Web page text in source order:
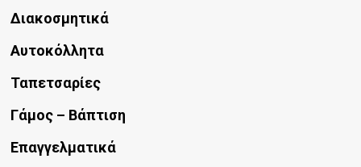
Διακοσμητικά
Αυτοκόλλητα
Ταπετσαρίες
Γάμος – Βάπτιση
Επαγγελματικά